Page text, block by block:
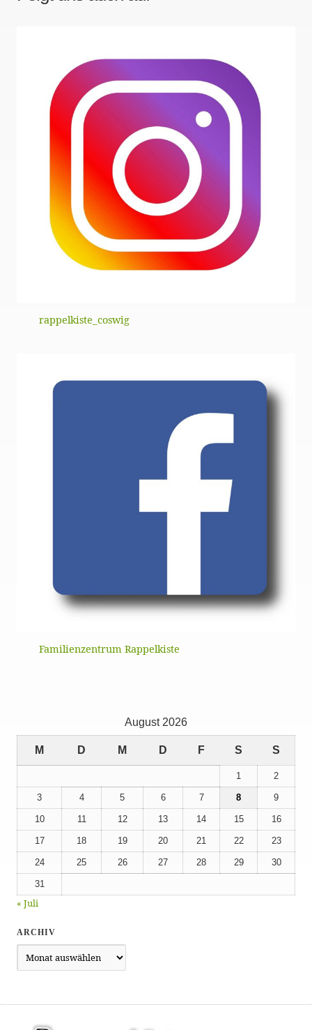
rappelkiste_coswig
Familienzentrum Rappelkiste
August 2026
M D M D F S S
1 2
3 4 5 6 7 8 9
10 11 12 13 14 15 16
17 18 19 20 21 22 23
24 25 26 27 28 29 30
31
« Juli
ARCHIV